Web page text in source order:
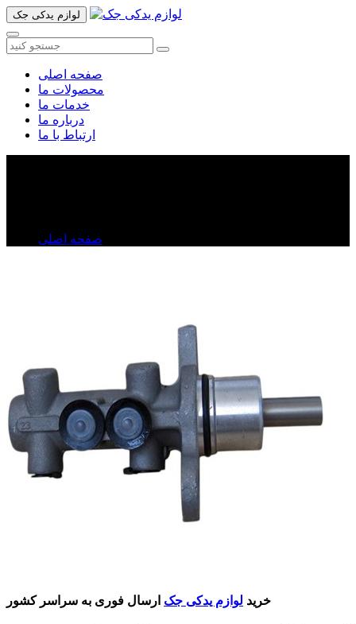
لوازم یدکی جک
صفحه اصلی
محصولات ما
خدمات ما
درباره ما
ارتباط با ما
صفحه اصلی
خرید لوازم یدکی جک ارسال فوری به سراسر کشور